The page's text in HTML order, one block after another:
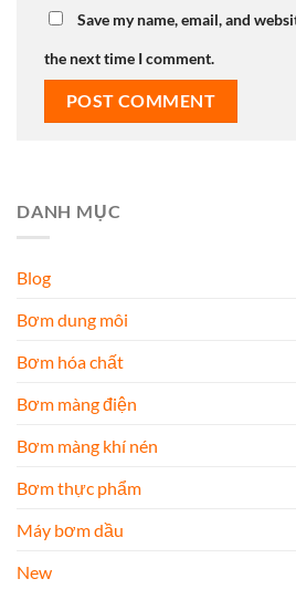
Save my name, email, and
the next time I comment.
DANH MỤC
Blog
Bơm dung môi
Bơm hóa chất
Bơm màng điện
Bơm màng khí nén
Bơm thực phẩm
Máy bơm dầu
New